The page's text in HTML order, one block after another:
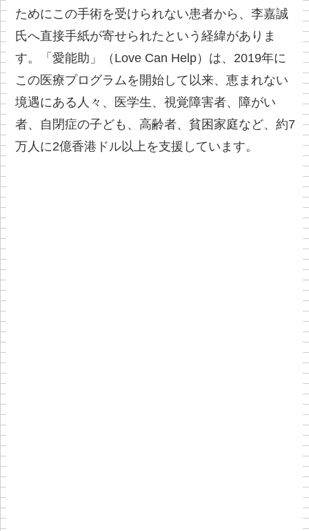
ためにこの手術を受けられない患者から、李嘉誠
氏へ直接手紙が寄せられたという経緯がありま
す。「愛能助」（Love Can Help）は、2019年に
この医療プログラムを開始して以来、恵まれない
境遇にある人々、医学生、視覚障害者、障がい
者、自閉症の子ども、高齢者、貧困家庭など、約7
万人に2億香港ドル以上を支援しています。